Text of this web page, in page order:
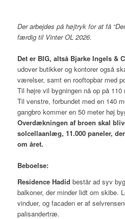
Der arbejdes på højtryk for at få
færdig til Vinter OL 2026.
Det er BIG, altså Bjarke Ingels &
udover butikker og kontorer også
værelser, samt en rooftopbar med
Til højre vil bygningen nå op på 110
Til venstre, forbundet med en 140
gangbro kommer en 50 meter høj
Overdækningen af broen skal
solcellaanlæg, 11.000 paneler,
om året.
Beboelse:
Residence Hadid består ad syv
balkoner, der minder lidt om skibe.
vinduer, og facaden er af
palisandertræ.